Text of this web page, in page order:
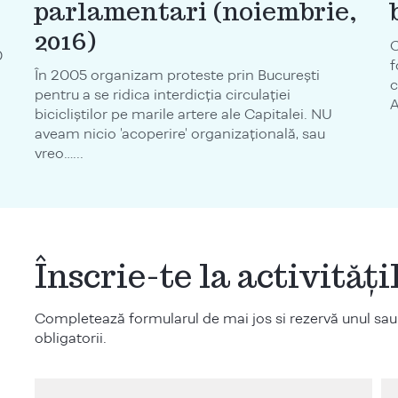
parlamentari (noiembrie,
2016)
În 2005 organizam proteste prin București
pentru a se ridica interdicția circulației
bicicliștilor pe marile artere ale Capitalei. NU
aveam nicio 'acoperire' organizațională, sau
vreo…...
Înscrie-te la
Completează formularul de mai jos si rezervă unul
obligatorii.